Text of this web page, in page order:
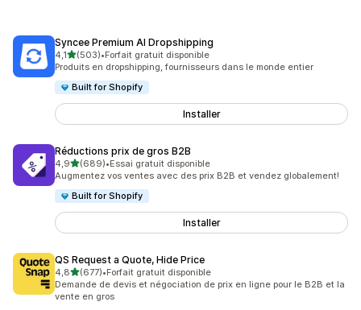
Syncee Premium AI Dropshipping
4,1étoile(s) sur 5
(503)
503 avis au total
•Forfait gratuit disponible
Produits en dropshipping, fournisseurs dans le monde entier
Built for Shopify
Installer
Réductions prix de gros B2B
4,9étoile(s) sur 5
(689)
689 avis au total
•Essai gratuit disponible
Augmentez vos ventes avec des prix B2B et vendez globalement!
Built for Shopify
Installer
QS Request a Quote, Hide Price
4,8étoile(s) sur 5
(677)
677 avis au total
•Forfait gratuit disponible
Demande de devis et négociation de prix en ligne pour le B2B et la
vente en gros